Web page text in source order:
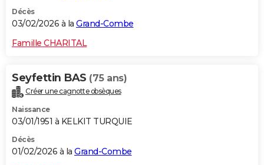
Décès
03/02/2026 à la Grand-Combe
Famille CHARITAL
Seyfettin BAS (75 ans)
Créer une cagnotte obsèques
Naissance
03/01/1951 à KELKIT TURQUIE
Décès
01/02/2026 à la Grand-Combe